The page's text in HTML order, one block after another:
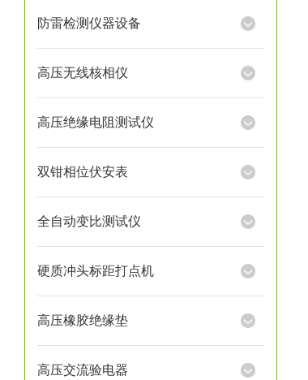
防雷检测仪器设备
高压无线核相仪
高压绝缘电阻测试仪
双钳相位伏安表
全自动变比测试仪
硬质冲头标距打点机
高压橡胶绝缘垫
高压交流验电器